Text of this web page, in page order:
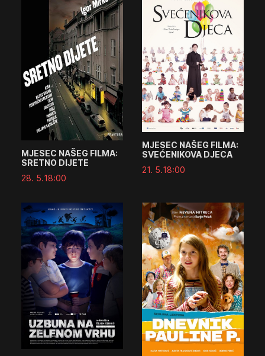
MJESEC NAŠEG FILMA:
SRETNO DIJETE
28. 5.18:00
MJESEC NAŠEG FILMA:
SVEĆENIKOVA DJECA
21. 5.18:00